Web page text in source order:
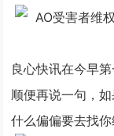
良心快讯在今早
顺便再说一句，
什么偏偏要去找你